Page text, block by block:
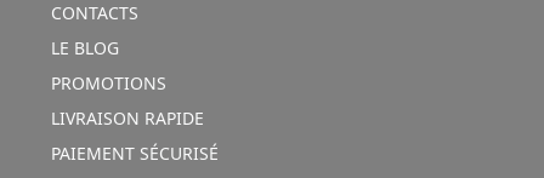
CONTACTS
LE BLOG
PROMOTIONS
LIVRAISON RAPIDE
PAIEMENT SÉCURISÉ